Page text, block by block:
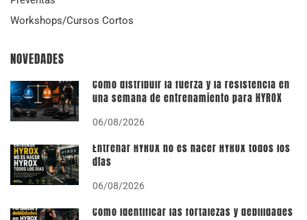
Workshops/Cursos Cortos
NOVEDADES
Cómo distribuir la fuerza y la resistencia en
una semana de entrenamiento para HYROX
06/08/2026
Entrenar HYROX no es hacer HYROX todos los
días
06/08/2026
Cómo identificar las fortalezas y debilidades